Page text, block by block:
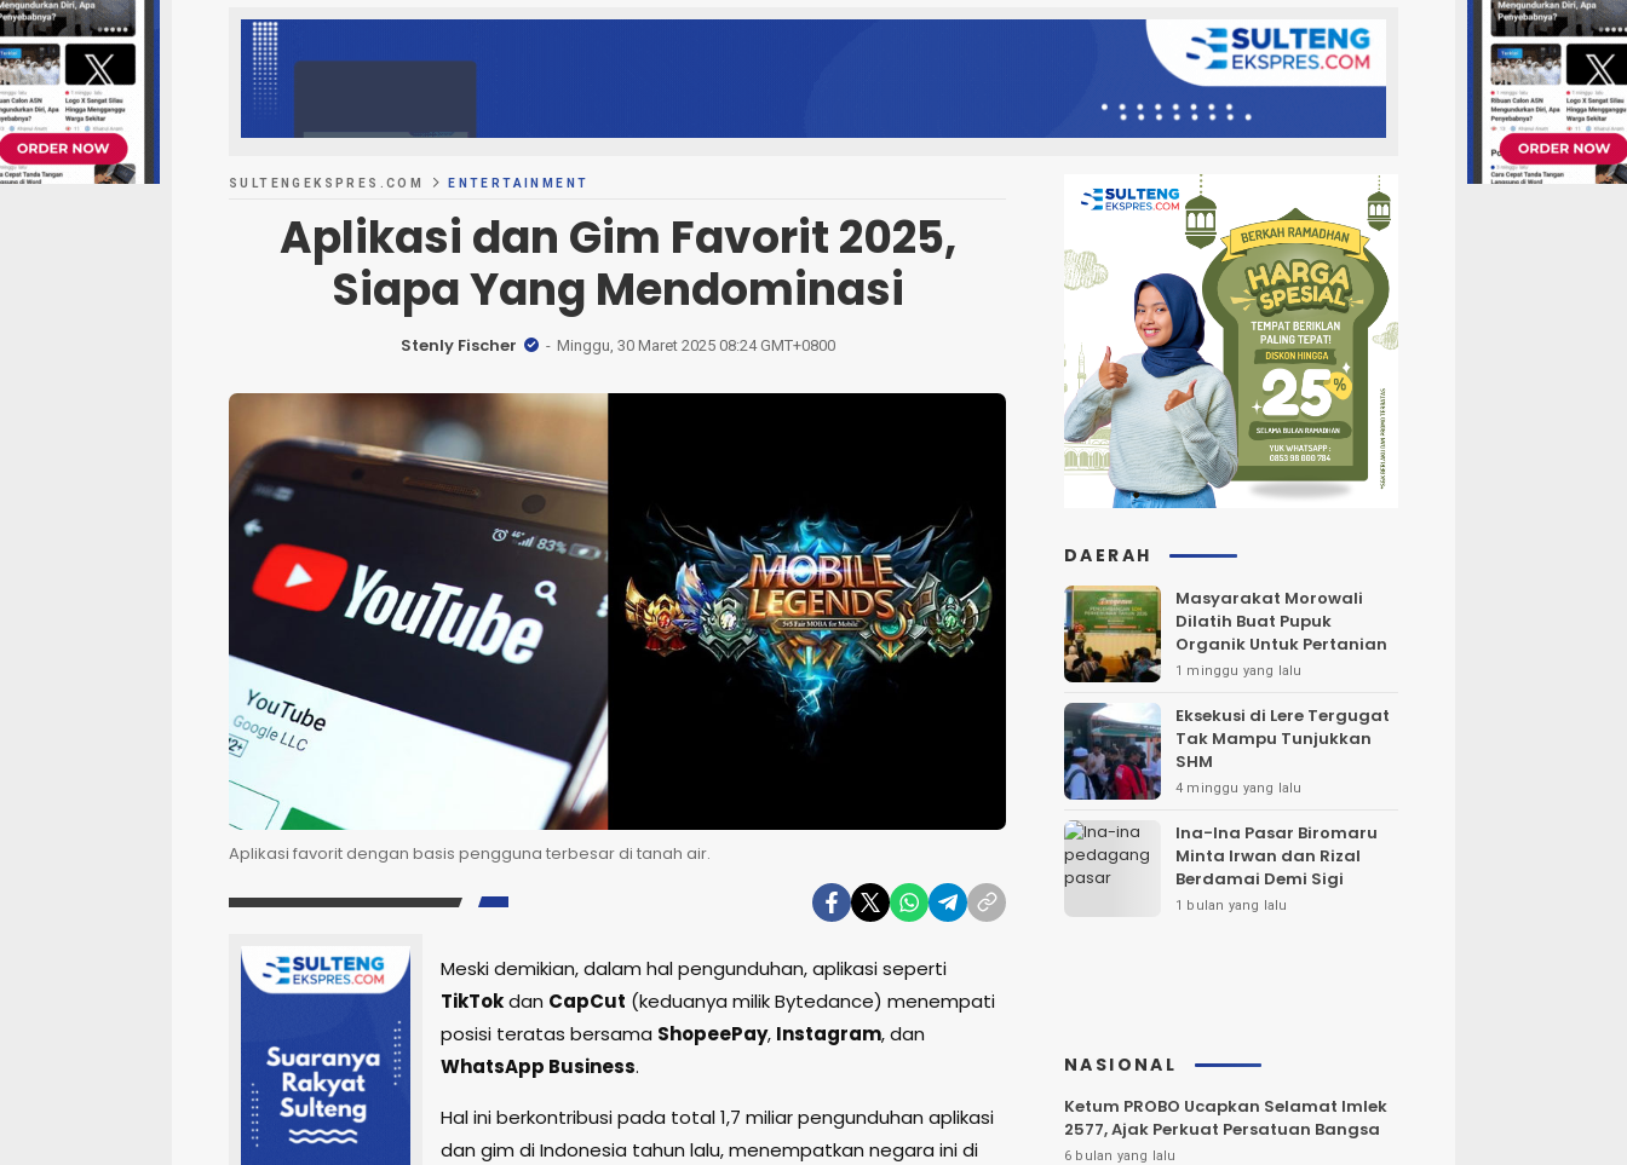
SULTENGEKSPRES.COM ENTERTAINMENT
Aplikasi dan Gim Favorit 2025,
Siapa Yang Mendominasi
Stenly Fischer Minggu, 30 Maret 2025 08:24 GMT+0800
Aplikasi favorit dengan basis pengguna terbesar di tanah air.
Meski demikian, dalam hal pengunduhan, aplikasi seperti
TikTokdan CapCut (keduanya milik Bytedance) menempati
posisi teratas bersama ShopeePay, Instagram, dan
WhatsApp Business.
Hal ini berkontribusi pada total 1,7 miliar pengunduhan aplikasi
dan gim di Indonesia tahun lalu, menempatkan negara ini di
DAERAH
Masyarakat Morowali
Dilatih Buat Pupuk
Organik Untuk Pertanian
1 minggu yang lalu
Eksekusi di Lere Tergugat
Tak Mampu Tunjukkan
SHM
4 minggu yang lalu
Ina-Ina Pasar Biromaru
Minta Irwan dan Rizal
Berdamai Demi Sigi
1 bulan yang lalu
NASIONAL
Ketum PROBO Ucapkan Selamat Imlek
2577, Ajak Perkuat Persatuan Bangsa
6 bulan yang lalu